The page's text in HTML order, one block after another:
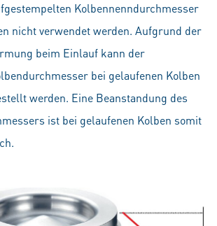
Kolbennenndurchmesser
nicht verwendet werden. Aufgrund der
beim Einlauf kann der
bei gelaufenen Kolben
werden. Eine Beanstandung des
ist bei gelaufenen Kolben somit